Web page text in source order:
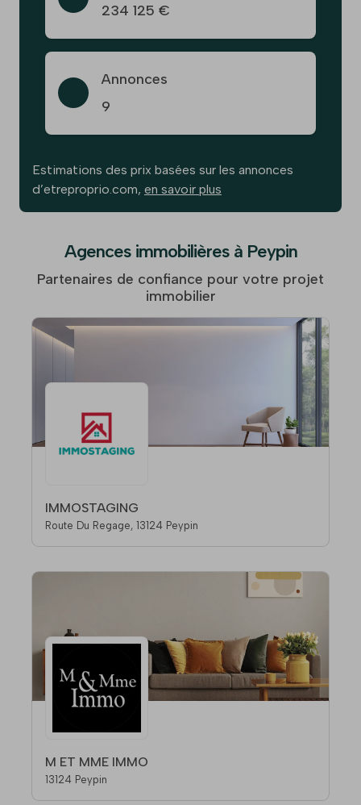
234 125 €
Annonces
9
Estimations des prix basées sur les annonces
d’etreproprio.com, en savoir plus
Agences immobilières à Peypin
Partenaires de confiance pour votre projet
immobilier
IMMOSTAGING
Route Du Regage, 13124 Peypin
M ET MME IMMO
13124 Peypin